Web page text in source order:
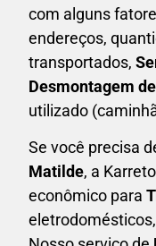
com alguns
endereços,
transportados, S
Desmontagem
utilizado
Se você precisa
Matilde, a
econômico para
eletrodomésticos,